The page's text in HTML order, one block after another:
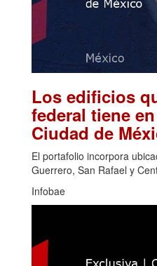
Los edificios
federal tiene
Ciudad de
El portafolio incorpora
Guerrero, San Rafael y
Infobae